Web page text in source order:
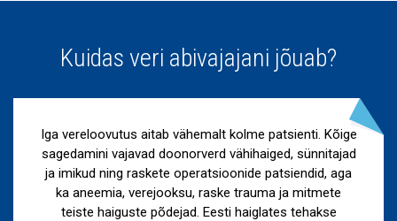
Kuidas veri abivajajani jõuab?
Iga vereloovutus aitab vähemalt kolme patsienti. Kõige
sagedamini vajavad doonorverd vähihaiged, sünnitajad
ja imikud ning raskete operatsioonide patsiendid, aga
ka aneemia, verejooksu, raske trauma ja mitmete
teiste haiguste põdejad. Eesti haiglates tehakse